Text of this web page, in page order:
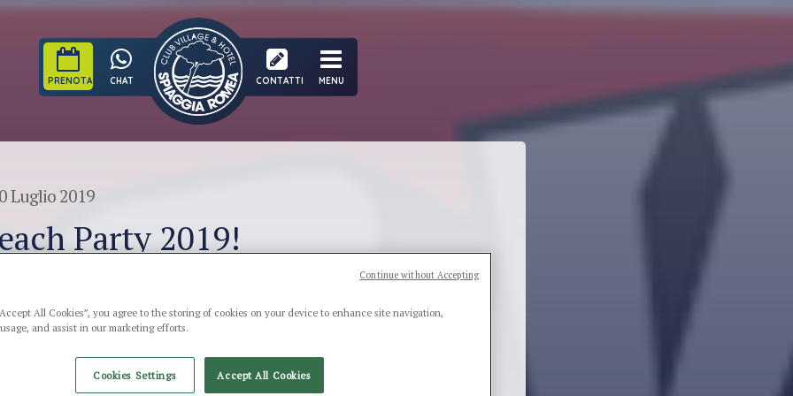
PRENOTA CHAT CONTATTI MENU
Luglio 2019
Party 2019!
All Cookies”, you agree to the storing of cookies on your device to enhance site navigation,
and assist in our marketing efforts.
Cookies Settings Accept All Cookies
Continue without Accepting